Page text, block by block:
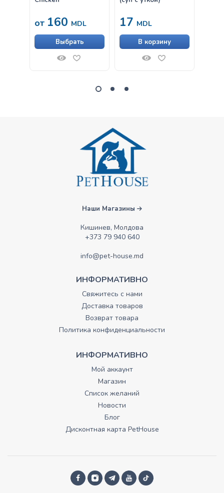
от 160 MDL
Выбрать
17 MDL
В корзину
Наши Магазины
Кишинев, Молдова
+373 79 940 640
info@pet-house.md
ИНФОРМАТИВНО
Свяжитесь с нами
Доставка товаров
Возврат товара
Политика конфиденциальности
ИНФОРМАТИВНО
Мой аккаунт
Магазин
Список желаний
Новости
Блог
Дисконтная карта PetHouse